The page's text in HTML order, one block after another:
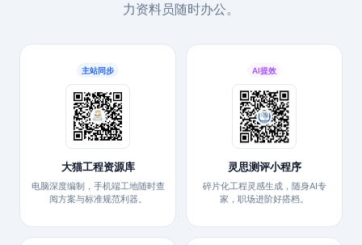
力资料员随时办公。
主站同步
大猫工程资源库
电脑深度编制，手机端工地随时查
阅方案与标准规范利器。
AI提效
灵思测评小程序
碎片化工程灵感生成，随身AI专
家，职场进阶好搭档。